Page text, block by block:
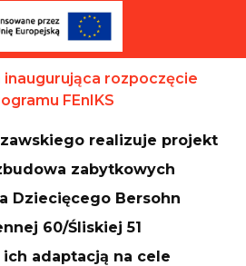
rozpoczęcie
FEnIKS
realizuje projekt
zabytkowych
Dziecięcego Bersohn
60/Śliskiej 51
adaptacją na cele